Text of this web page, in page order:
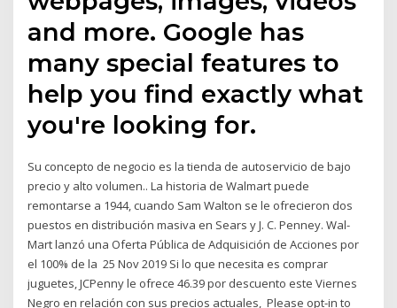
and more. Google has
many special features to
help you find exactly what
you're looking for.
Su concepto de negocio es la tienda de autoservicio de bajo
precio y alto volumen.. La historia de Walmart puede
remontarse a 1944, cuando Sam Walton se le ofrecieron dos
puestos en distribución masiva en Sears y J. C. Penney. Wal-
Mart lanzó una Oferta Pública de Adquisición de Acciones por
el 100% de la 25 Nov 2019 Si lo que necesita es comprar
juguetes, JCPenny le ofrece 46.39 por descuento este Viernes
Negro en relación con sus precios actuales, Please opt-in to